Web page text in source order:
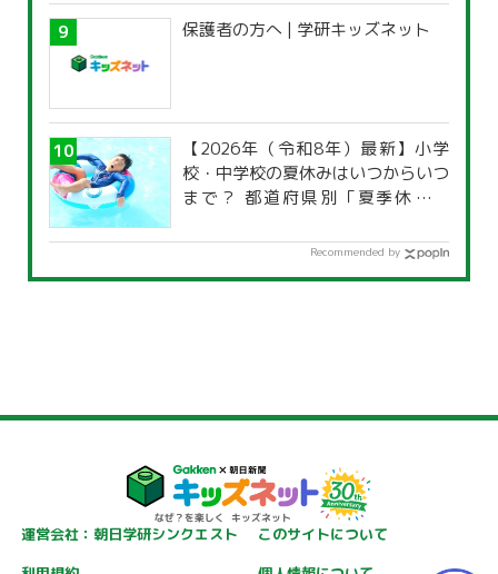
保護者の方へ | 学研キッズネット
【2026年（令和8年）最新】小学
校・中学校の夏休みはいつからいつ
まで？ 都道府県別「夏季休暇一
Recommended by
運営会社：朝日学研シンクエスト
このサイトについて